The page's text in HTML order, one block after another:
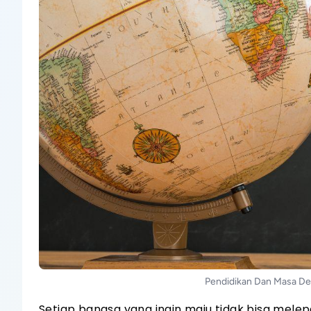
Pendidikan Dan Masa